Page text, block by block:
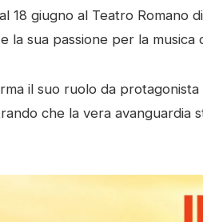
18 giugno al Teatro Romano
la sua passione per la musica
il suo ruolo da protagonista
che la vera avanguardia